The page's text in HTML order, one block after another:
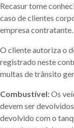
Recasur tome
caso de clientes
empresa contratante.
O cliente autoriza o
registrado neste
multas de trânsito
Combustível:Os
devem ser
devolvido com o